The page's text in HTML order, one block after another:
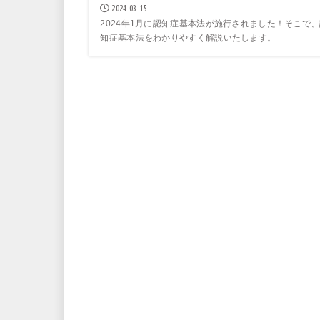
2024.03.15
2024年1月に認知症基本法が施行されました！そこで
知症基本法をわかりやすく解説いたします。